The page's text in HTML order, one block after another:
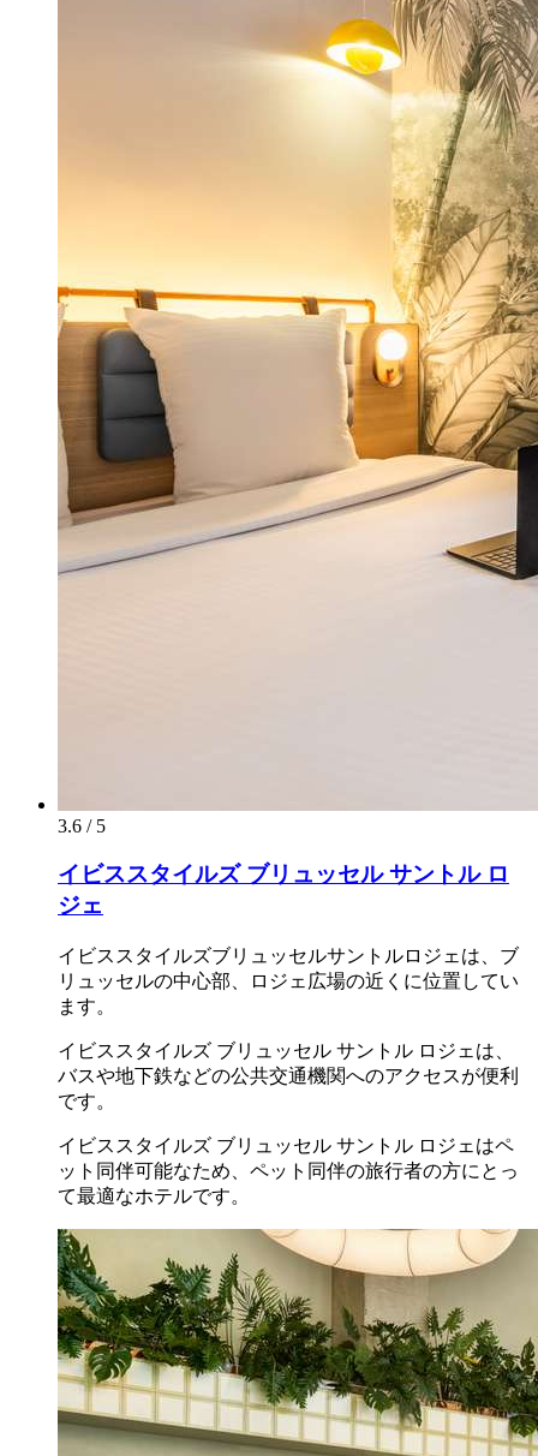
3.6 / 5
イビススタイルズ ブリュッセル サントル ロ
ジェ
イビススタイルズブリュッセルサントルロジェは、ブ
リュッセルの中心部、ロジェ広場の近くに位置してい
ます。
イビススタイルズ ブリュッセル サントル ロジェは、
バスや地下鉄などの公共交通機関へのアクセスが便利
です。
イビススタイルズ ブリュッセル サントル ロジェはペ
ット同伴可能なため、ペット同伴の旅行者の方にとっ
て最適なホテルです。